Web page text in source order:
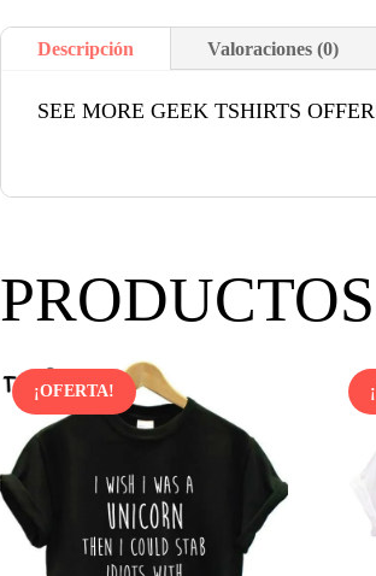
Descripción Valoraciones (0)
SEE MORE GEEK TSHIRTS
¡OFERTA!